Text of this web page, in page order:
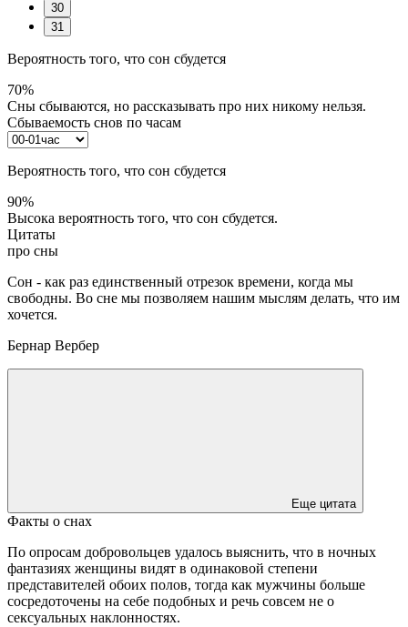
30
31
Вероятность того, что сон сбудется
70%
Сны сбываются, но рассказывать про них никому нельзя.
Сбываемость снов по часам
Вероятность того, что сон сбудется
90%
Высока вероятность того, что сон сбудется.
Цитаты
про сны
Сон - как раз единственный отрезок времени, когда мы
свободны. Во сне мы позволяем нашим мыслям делать, что им
хочется.
Бернар Вербер
Еще цитата
Факты о снах
По опросам добровольцев удалось выяснить, что в ночных
фантазиях женщины видят в одинаковой степени
представителей обоих полов, тогда как мужчины больше
сосредоточены на себе подобных и речь совсем не о
сексуальных наклонностях.